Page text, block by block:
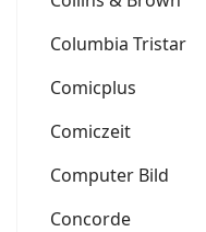
Columbia Tristar
Comicplus
Comiczeit
Computer Bild
Concorde